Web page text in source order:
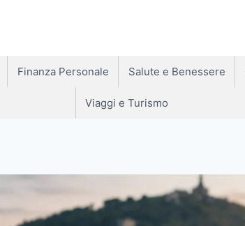
Finanza Personale Salute e Benessere
Viaggi e Turismo